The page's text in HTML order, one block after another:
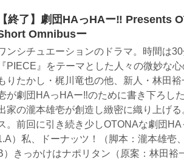
【終了】劇団HAっHAー‼︎ Presents
Omnibusー
ンシチュエーションのドラマ。時間は
『PIECE』をテーマとした人々の微妙な
りたかし・梶川竜也の他、新人・林田
が劇団HAっHAー‼︎のために書き下ろし
家の瀧本雄壱が創造し緻密に織り上げ
。前回に引き続き少しOTONAな劇団
）私、ドーナッツ！（脚本：瀧本雄壱
）きっかけはナポリタン（原案：林田